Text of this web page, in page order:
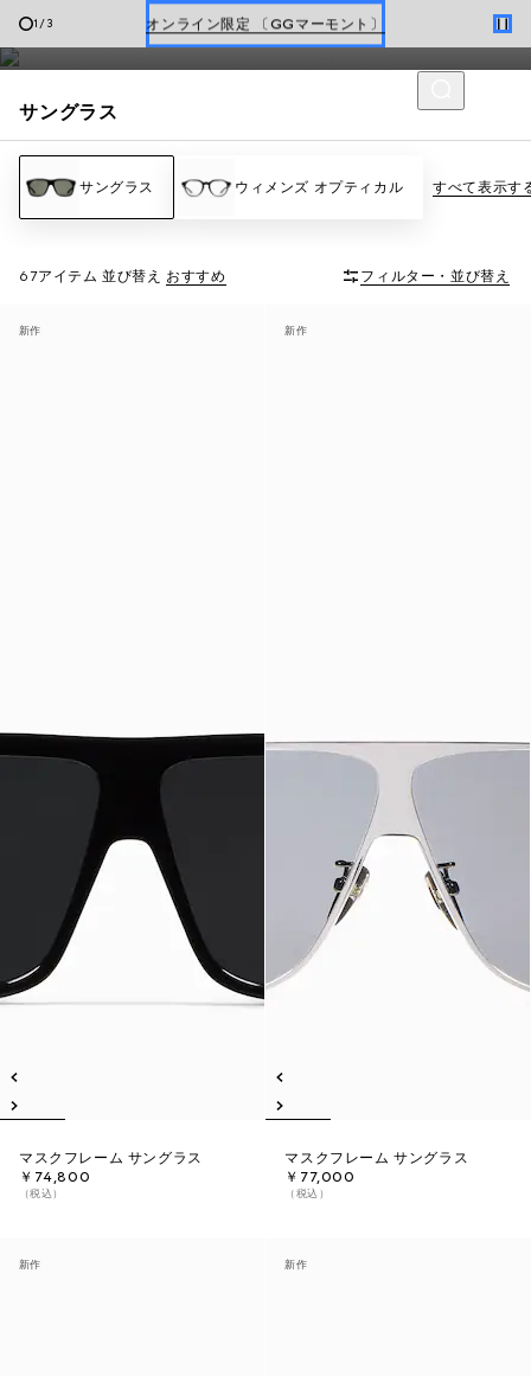
1 /3 オンライン限定 〔GGマーモント〕
ホリデーに最適なトラベルアイテム
ーター スタイル
レクタングルのシェイプ
まで、さまざまなデ
ザインをご用意しております。
サングラス
サングラス ウィメンズ オプティカル すべて表示す
67アイテム 並び替え おすすめ フィルター・並び替え
新作
マスクフレーム サングラス
￥74,800
（税込）
新作
マスクフレーム サングラス
￥77,000
（税込）
新作 新作